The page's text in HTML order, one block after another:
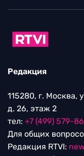
Редакция
115280, г. Москва,
д. 26, этаж 2
тел: +7 (499) 579-
Для общих
Редакция RTVI: